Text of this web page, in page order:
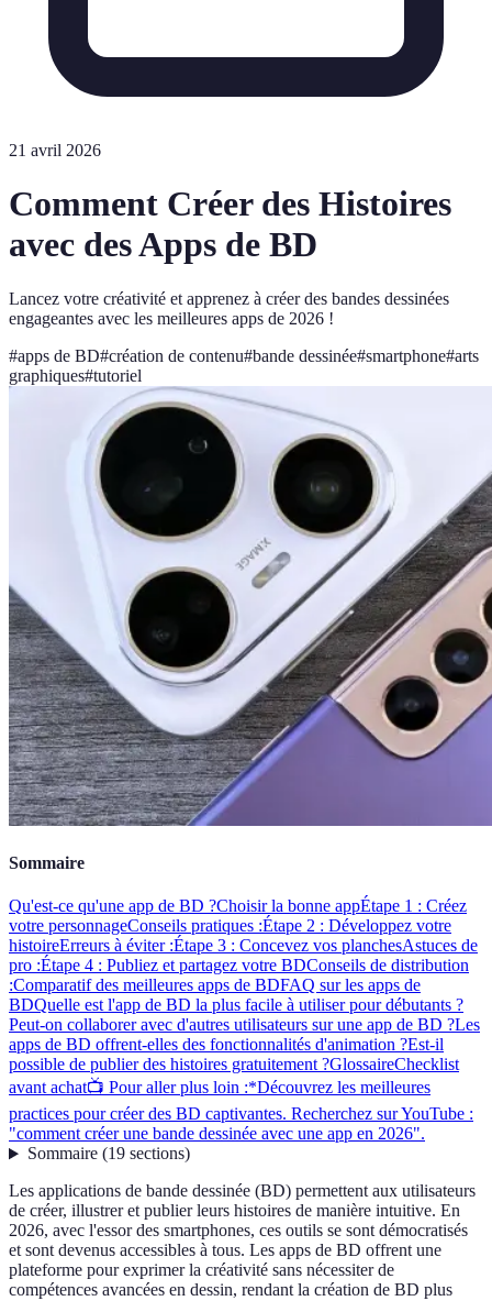
21 avril 2026
Comment Créer des Histoires
avec des Apps de BD
Lancez votre créativité et apprenez à créer des bandes dessinées
engageantes avec les meilleures apps de 2026 !
#apps de BD#création de contenu#bande dessinée#smartphone#arts
graphiques#tutoriel
Sommaire
Qu'est-ce qu'une app de BD ?Choisir la bonne appÉtape 1 : Créez
votre personnageConseils pratiques :Étape 2 : Développez votre
histoireErreurs à éviter :Étape 3 : Concevez vos planchesAstuces de
pro :Étape 4 : Publiez et partagez votre BDConseils de distribution
:Comparatif des meilleures apps de BDFAQ sur les apps de
BDQuelle est l'app de BD la plus facile à utiliser pour débutants ?
Peut-on collaborer avec d'autres utilisateurs sur une app de BD ?Les
apps de BD offrent-elles des fonctionnalités d'animation ?Est-il
possible de publier des histoires gratuitement ?GlossaireChecklist
avant achat📺 Pour aller plus loin :*Découvrez les meilleures
practices pour créer des BD captivantes. Recherchez sur YouTube :
"comment créer une bande dessinée avec une app en 2026".
Sommaire(19 sections)
Les applications de bande dessinée (BD) permettent aux utilisateurs
de créer, illustrer et publier leurs histoires de manière intuitive. En
2026, avec l'essor des smartphones, ces outils se sont démocratisés
et sont devenus accessibles à tous. Les apps de BD offrent une
plateforme pour exprimer la créativité sans nécessiter de
compétences avancées en dessin, rendant la création de BD plus